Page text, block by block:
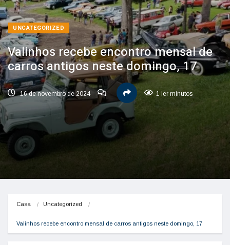
UNCATEGORIZED
Valinhos recebe encontro mensal de
carros antigos neste domingo, 17
16 de novembro de 2024 1 ler minutos
Casa Uncategorized
Valinhos recebe encontro mensal de carros antigos neste domingo, 17